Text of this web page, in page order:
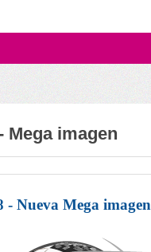
Mega imagen
- Nueva Mega imagen